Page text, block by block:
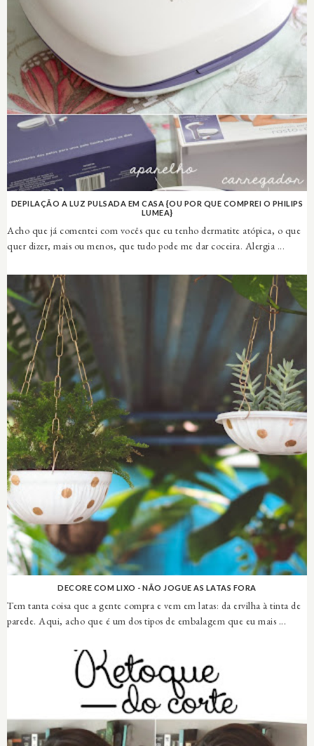
DEPILAÇÃO A LUZ PULSADA EM CASA {OU POR QUE COMPREI O PHILIPS
LUMEA}
Acho que já comentei com vocês que eu tenho dermatite atópica, o que
quer dizer, mais ou menos, que tudo pode me dar coceira. Alergia ...
DECORE COM LIXO - NÃO JOGUE AS LATAS FORA
Tem tanta coisa que a gente compra e vem em latas: da ervilha à tinta de
parede. Aqui, acho que é um dos tipos de embalagem que eu mais ...